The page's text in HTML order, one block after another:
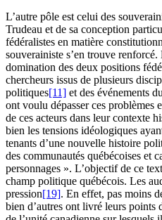
L’autre pôle est celui des
Trudeau et de sa conception
fédéralistes en matière
souverainiste s’en trouve
domination des deux positions
chercheurs issus de plusieurs
politiques[11] et des événements
ont voulu dépasser ces problèmes
de ces acteurs dans leur contexte
bien les tensions idéologiques
tenants d’une nouvelle histoire
des communautés québécoises et
personnages ». L’objectif de ce
champ politique québécois. Les
pression[19]. En effet, pas moins
bien d’autres ont livré leurs points